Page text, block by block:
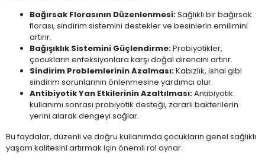
Bağırsak Florasının Düzenlenmesi:Sağlıklı bir bağırsak
florası, sindirim sistemini destekler ve besinlerin emilimini
artırır.
Bağışıklık Sistemini Güçlendirme:Probiyotikler,
çocukların enfeksiyonlara karşı doğal direncini artırır.
Sindirim Problemlerinin Azalması:Kabızlık, ishal gibi
sindirim sorunlarının önlenmesine yardımcı olur.
Antibiyotik Yan Etkilerinin Azaltılması:Antibiyotik
kullanımı sonrası probiyotik desteği, zararlı bakterilerin
yerini alarak dengeyi sağlar.
Bu faydalar, düzenli ve doğru kullanımda çocukların genel sağlıklı
yaşam kalitesini artırmak için önemli rol oynar.